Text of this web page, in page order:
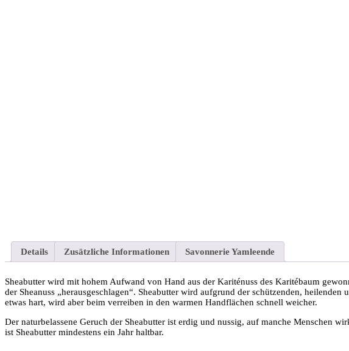
Details Zusätzliche Informationen Savonnerie Yamleende
Sheabutter wird mit hohem Aufwand von Hand aus der Kariténuss des Karitébaum
der Sheanuss „herausgeschlagen“. Sheabutter wird aufgrund der schützenden,
etwas hart, wird aber beim verreiben in den warmen Handflächen schnell weicher.
Der naturbelassene Geruch der Sheabutter ist erdig und nussig, auf manche Menschen
ist Sheabutter mindestens ein Jahr haltbar.